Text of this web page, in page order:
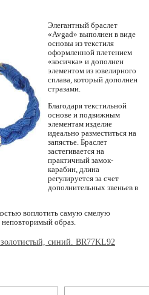
Элегантный браслет
«Avgad» выполнен в виде
основы из текстиля
оформленной плетением
«косичка» и дополнен
элементом из ювелирного
сплава, который дополнен
стразами.
Благодаря текстильной
основе и подвижным
элементам изделие
идеально разместиться на
запястье. Браслет
застегивается на
практичный замок-
карабин, длина
регулируется за счет
дополнительных звеньев в
воплотить самую смелую
неповторимый образ.